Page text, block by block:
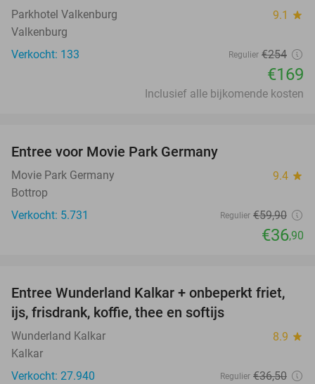
Parkhotel Valkenburg 9.1 star
Valkenburg
Verkocht: 133
Regulier €254
€169
Inclusief alle bijkomende kosten
Entree voor Movie Park Germany
Movie Park Germany 9.4 star
Bottrop
Verkocht: 5.731
Regulier €59,90
€36,90
32%
Entree Wunderland Kalkar + onbeperkt friet,
ijs, frisdrank, koffie, thee en softijs
Wunderland Kalkar 8.9 star
Kalkar
Verkocht: 27.940
Regulier €36,50